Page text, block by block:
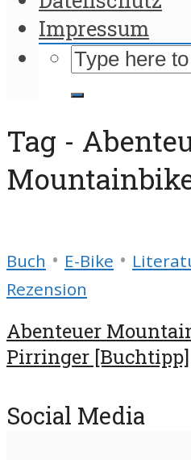
Impressum
Tag -
Buch • E-Bike •
Rezension
Abenteuer
Pirringer [Buchtipp]
Social Media